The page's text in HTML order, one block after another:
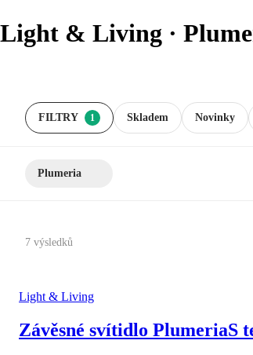
Light & Living ·
FILTRY 1 Skladem Novinky
Plumeria
7 výsledků
Light & Living
Závěsné svítidlo PlumeriaS